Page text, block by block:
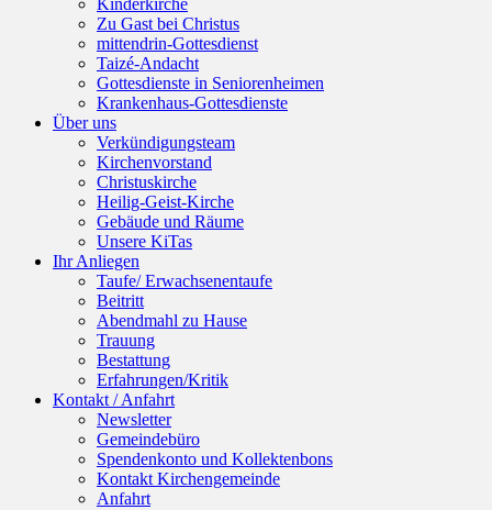
Kinderkirche
Zu Gast bei Christus
mittendrin-Gottesdienst
Taizé-Andacht
Gottesdienste in Seniorenheimen
Krankenhaus-Gottesdienste
Über uns
Verkündigungsteam
Kirchenvorstand
Christuskirche
Heilig-Geist-Kirche
Gebäude und Räume
Unsere KiTas
Ihr Anliegen
Taufe/ Erwachsenentaufe
Beitritt
Abendmahl zu Hause
Trauung
Bestattung
Erfahrungen/Kritik
Kontakt / Anfahrt
Newsletter
Gemeindebüro
Spendenkonto und Kollektenbons
Kontakt Kirchengemeinde
Anfahrt